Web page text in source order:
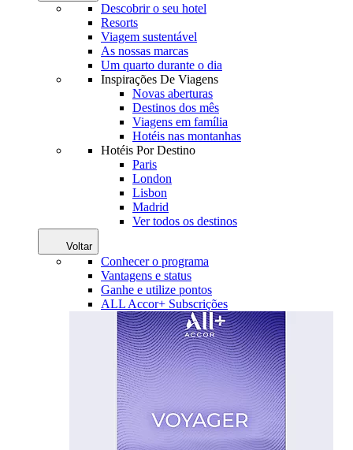
Descobrir o seu hotel
Resorts
Viagem sustentável
As nossas marcas
Um quarto durante o dia
Inspirações De Viagens
Novas aberturas
Destinos dos mês
Viagens em família
Hotéis nas montanhas
Hotéis Por Destino
Paris
London
Lisbon
Madrid
Ver todos os destinos
Voltar
Conhecer o programa
Vantagens e status
Ganhe e utilize pontos
ALL Accor+ Subscrições